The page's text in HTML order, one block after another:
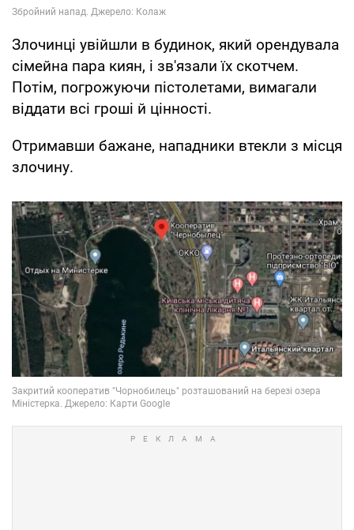
Злочинці увійшли в будинок, який орендувала
сімейна пара киян, і зв'язали їх скотчем.
Потім, погрожуючи пістолетами, вимагали
віддати всі гроші й цінності.
Отримавши бажане, нападники втекли з місця
злочину.